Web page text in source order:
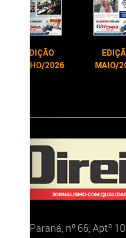
EDIÇÃO
JUNHO/2026
MAIO/
Rua Paraná, nº 66, Aptº